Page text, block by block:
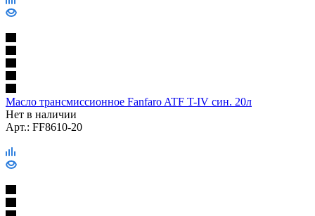
Масло трансмиссионное Fanfaro ATF T-IV син. 20л
Нет в наличии
Арт.: FF8610-20